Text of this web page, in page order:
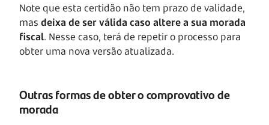
Note que esta certidão não tem prazo de validade,
mas deixa de ser válida caso altere a sua morada
fiscal. Nesse caso, terá de repetir o processo para
obter uma nova versão atualizada.
Outras formas de obter o comprovativo de
morada